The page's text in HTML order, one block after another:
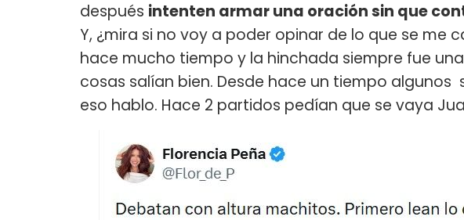
después intenten armar una oración sin que
Y, ¿mira si no voy a poder opinar de lo que se me
hace mucho tiempo y la hinchada siempre fue
cosas salían bien. Desde hace un tiempo algunos
eso hablo. Hace 2 partidos pedían que se vaya